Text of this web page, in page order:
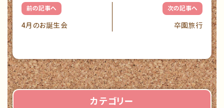
前の記事へ
4月のお誕生会
次の記事へ
卒園旅行
カテゴリー